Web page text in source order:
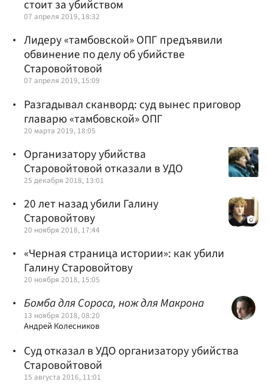
стоит за убийством
07 апреля 2019, 18:32
Лидеру «тамбовской» ОПГ предъявили
обвинение по делу об убийстве
Старовойтовой
07 апреля 2019, 15:09
Разгадывал сканворд: суд вынес приговор
главарю «тамбовской» ОПГ
20 марта 2019, 18:05
Организатору убийства
Старовойтовой отказали в УДО
25 декабря 2018, 13:01
20 лет назад убили Галину
Старовойтову
20 ноября 2018, 17:44
«Черная страница истории»: как убили
Галину Старовойтову
20 ноября 2018, 15:05
Бомба для Сороса, нож для Макрона
13 ноября 2018, 08:20
Андрей Колесников
Суд отказал в УДО организатору убийства
Старовойтовой
15 августа 2016, 11:01